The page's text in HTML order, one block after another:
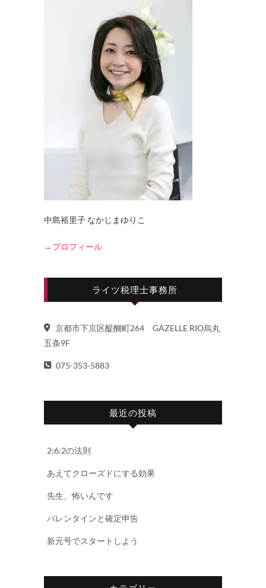
中島裕里子 なかじまゆりこ
→プロフィール
ライツ税理士事務所
京都市下京区醍醐町264 GAZELLE RIO烏丸
五条9F
075-353-5883
最近の投稿
2:6:2の法則
あえてクローズドにする効果
先生、怖いんです
バレンタインと確定申告
新元号でスタートしよう